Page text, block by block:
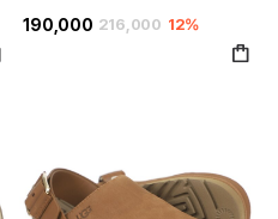
190,000 216,000 12%